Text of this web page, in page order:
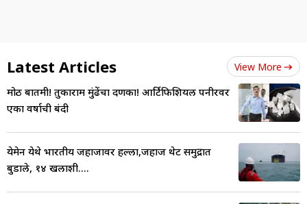
Latest Articles View More
मोठी बातमी! तुकाराम मुंढेंचा दणका! आर्टिफिशियल पनीरवर
एका वर्षाची बंदी
येमेन येथे भारतीय जहाजावर हल्ला,जहाज थेट समुद्रात
बुडाले, १४ खलाशी....